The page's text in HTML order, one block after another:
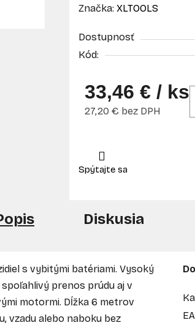
Značka: XLTOOLS
Dostupnosť
Kód:
33,46 € / ks
27,20 € bez DPH
Diskusia
s vybitými batériami. Vysoký
prenos prúdu aj v
motormi. Dĺžka 6 metrov
vzadu alebo naboku bez